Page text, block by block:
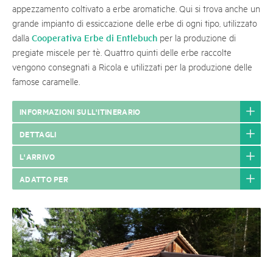
appezzamento coltivato a erbe aromatiche. Qui si trova anche un
grande impianto di essiccazione delle erbe di ogni tipo, utilizzato
dalla Cooperativa Erbe di Entlebuch per la produzione di
pregiate miscele per tè. Quattro quinti delle erbe raccolte
vengono consegnati a Ricola e utilizzati per la produzione delle
famose caramelle.
INFORMAZIONI SULL'ITINERARIO
DETTAGLI
L'ARRIVO
ADATTO PER